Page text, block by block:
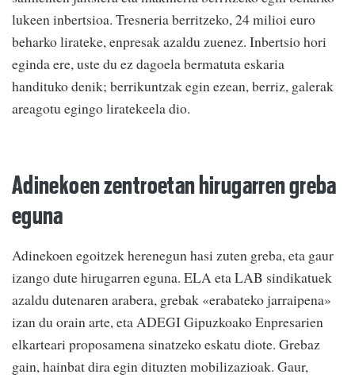
lukeen inbertsioa. Tresneria berritzeko, 24 milioi euro
beharko lirateke, enpresak azaldu zuenez. Inbertsio hori
eginda ere, uste du ez dagoela bermatuta eskaria
handituko denik; berrikuntzak egin ezean, berriz, galerak
areagotu egingo liratekeela dio.
Adinekoen zentroetan hirugarren greba
eguna
Adinekoen egoitzek herenegun hasi zuten greba, eta gaur
izango dute hirugarren eguna. ELA eta LAB sindikatuek
azaldu dutenaren arabera, grebak «erabateko jarraipena»
izan du orain arte, eta ADEGI Gipuzkoako Enpresarien
elkarteari proposamena sinatzeko eskatu diote. Grebaz
gain, hainbat dira egin dituzten mobilizazioak. Gaur,